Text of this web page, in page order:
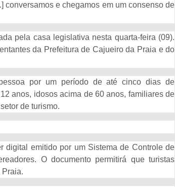
conversamos e chegamos em um consenso de
pela casa legislativa nesta quarta-feira (09).
da Prefeitura de Cajueiro da Praia e do
por um período de até cinco dias de
anos, idosos acima de 60 anos, familiares de
de turismo.
digital emitido por um Sistema de Controle de
O documento permitirá que turistas
Praia.